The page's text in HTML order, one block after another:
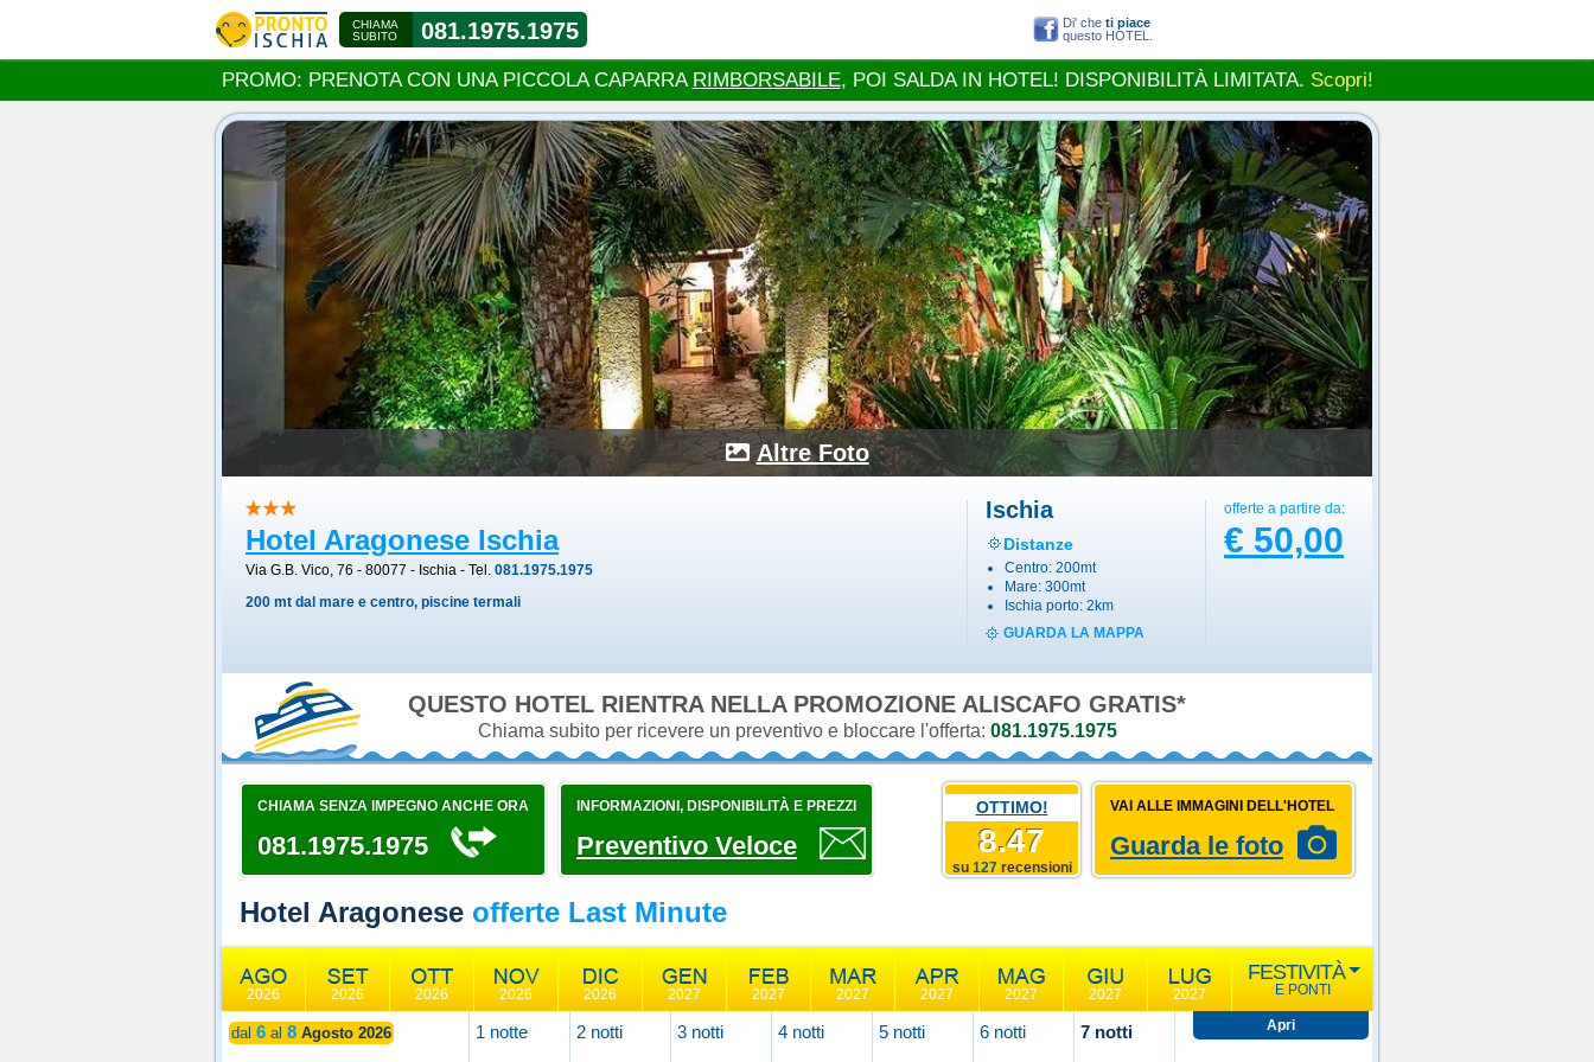
Altre Foto
Hotel Aragonese Ischia
Via G.B. Vico, 76 - 80077 - Ischia - Tel. 081.1975.1975
200 mt dal mare e centro, piscine termali
offerte a partire da:
€ 50,00
Ischia
Distanze
Centro: 200mt
Mare: 300mt
Ischia porto: 2km
GUARDA LA MAPPA
QUESTO HOTEL RIENTRA NELLA PROMOZIONE ALISCAFO GRATIS*
Chiama subito per ricevere un preventivo e bloccare l'offerta: 081.1975.1975
VAI ALLE IMMAGINI DELL'HOTEL
Guarda le foto
OTTIMO!
8.47
su 127recensioni
CHIAMA SENZA IMPEGNO ANCHE ORA
081.1975.1975
INFORMAZIONI, DISPONIBILITÀ E PREZZI
Preventivo Veloce
Hotel Aragonese offerte Last Minute
2026 2026 2026 2026 2026 2027 2027 2027 2027 2027 2027 2027
FESTIVITÀ
E PONTI
dal 6 al 8 Agosto 2026 1 notte 2 notti 3 notti 4 notti 5 notti 6 notti 7 notti
CHIAMA
SUBITO
081.1975.1975 Di' che ti piace
questo HOTEL.
PROMO: PRENOTA CON UNA PICCOLA CAPARRA RIMBORSABILE, POI SALDA IN HOTEL! DISPONIBILITÀ LIMITATA. Scopri!